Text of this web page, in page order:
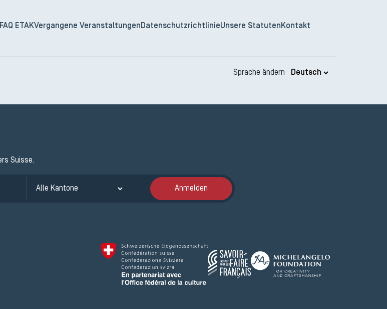
FAQ ETAKVergangene Veranstaltungen DatenschutzrichtlinieUnsere Statuten Kontakt
Sprache ändern
Suisse.
Anmelden